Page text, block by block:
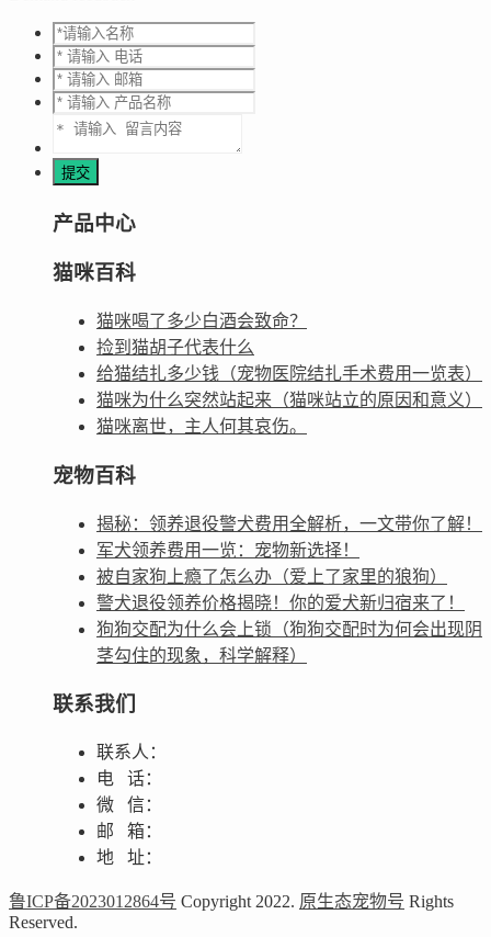
产品中心
猫咪百科
猫咪喝了多少白酒会致命？
捡到猫胡子代表什么
给猫结扎多少钱（宠物医院结扎手术费用一览表）
猫咪为什么突然站起来（猫咪站立的原因和意义）
猫咪离世，主人何其哀伤。
宠物百科
揭秘：领养退役警犬费用全解析，一文带你了解！
军犬领养费用一览：宠物新选择！
被自家狗上瘾了怎么办（爱上了家里的狼狗）
警犬退役领养价格揭晓！你的爱犬新归宿来了！
狗狗交配为什么会上锁（狗狗交配时为何会出现阴
茎勾住的现象，科学解释）
联系我们
联系人：
电 话：
微 信：
邮 箱：
地 址：
鲁ICP备2023012864号 Copyright 2022. 原生态宠物号 Rights
Reserved.